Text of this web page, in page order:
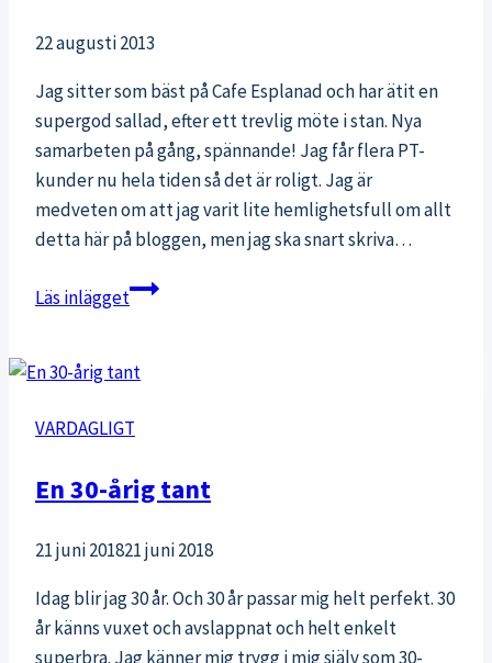
isen
22 augusti 2013
Jag sitter som bäst på Cafe Esplanad och har ätit en
supergod sallad, efter ett trevlig möte i stan. Nya
samarbeten på gång, spännande! Jag får flera PT-
kunder nu hela tiden så det är roligt. Jag är
medveten om att jag varit lite hemlighetsfull om allt
detta här på bloggen, men jag ska snart skriva…
Läs inläggetGod
stan
VARDAGLIGT
En 30-årig tant
21 juni 201821 juni 2018
Idag blir jag 30 år. Och 30 år passar mig helt perfekt. 30
år känns vuxet och avslappnat och helt enkelt
superbra. Jag känner mig trygg i mig själv som 30-